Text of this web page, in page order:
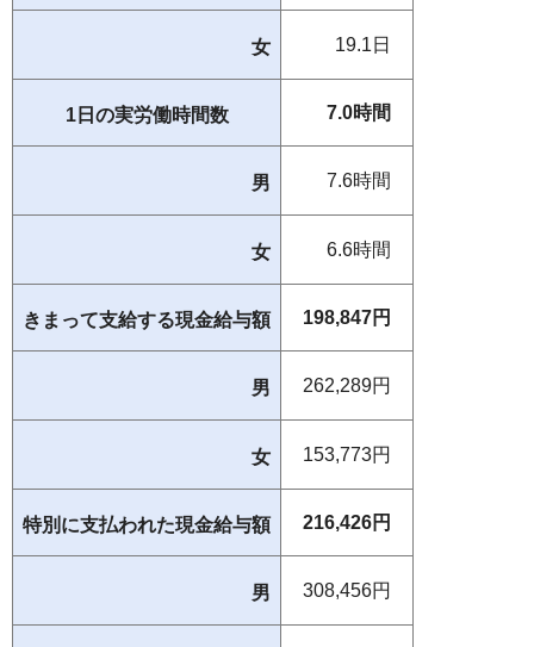
女 19.1日
1日の実労働時間数 7.0時間
男 7.6時間
女 6.6時間
きまって支給する現金給与額 198,847円
男 262,289円
女 153,773円
特別に支払われた現金給与額 216,426円
男 308,456円